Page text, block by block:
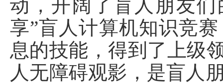
动，开阔了盲人朋友
享”盲人计算机知识竞
息的技能，得到了上级
人无障碍观影，是盲人